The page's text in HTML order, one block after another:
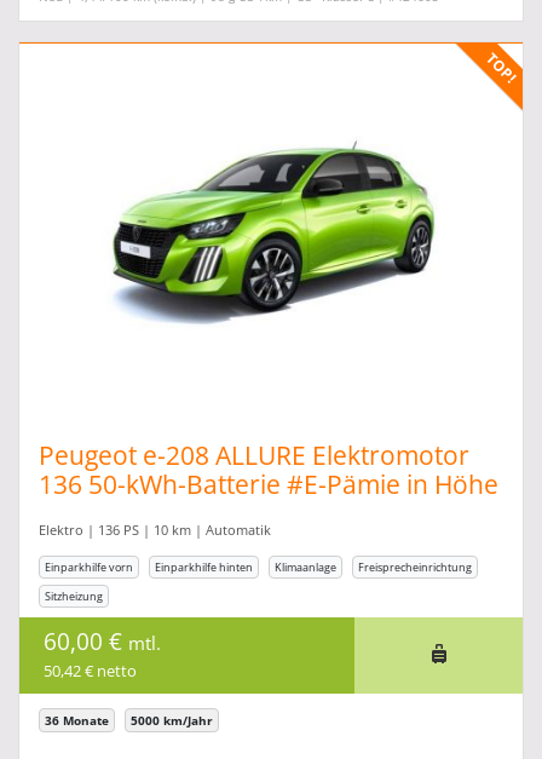
Peugeot e-208 ALLURE Elektromotor
136 50-kWh-Batterie #E-Pämie in Höhe
Elektro | 136 PS | 10 km | Automatik
Einparkhilfe vorn Einparkhilfe hinten Klimaanlage
Freisprecheinrichtung
Sitzheizung
60,00 € mtl.
50,42 € netto
36 Monate 5000 km/Jahr